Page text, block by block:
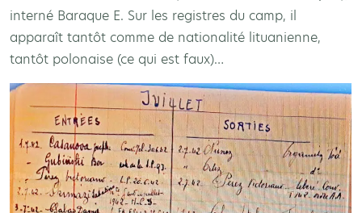
interné Baraque E. Sur les registres du camp, il
apparaît tantôt comme de nationalité lituanienne,
tantôt polonaise (ce qui est faux)…